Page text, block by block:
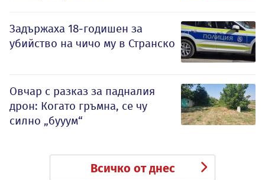
Задържаха 18-годишен за
убийство на чичо му в Странско
Овчар с разказ за падналия
дрон: Когато гръмна, се чу
силно „бууум“
Всичко от днес